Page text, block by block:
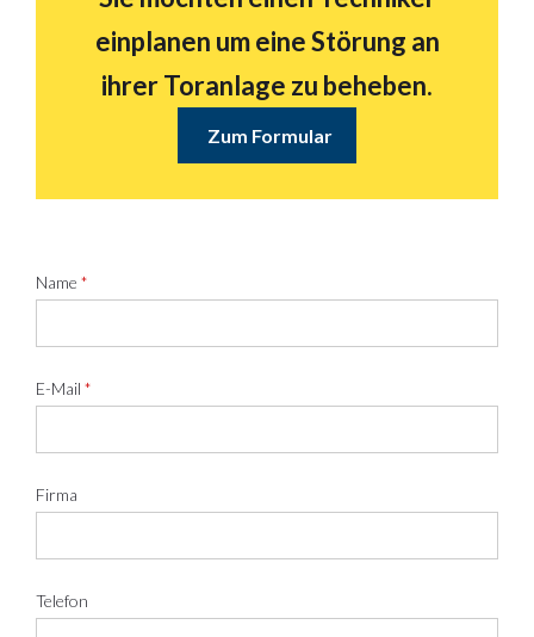
einplanen um eine Störung an
ihrer Toranlage zu beheben.
Zum Formular
Name
E-Mail
Firma
Telefon